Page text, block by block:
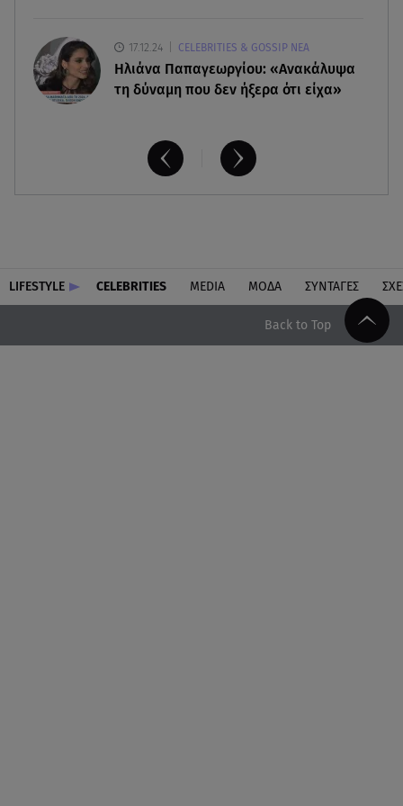
17.12.24 CELEBRITIES & GOSSIP ΝΕΑ
Ηλιάνα Παπαγεωργίου: «Ανακάλυψα
τη δύναμη που δεν ήξερα ότι είχα»
LIFESTYLE CELEBRITIES MEDIA ΜΟΔΑ ΣΥΝΤΑΓΕΣ
Back to Top